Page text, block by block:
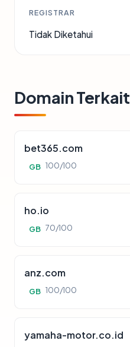
REGISTRAR
Tidak Diketahui
Domain Terkait
bet365.com
GB 100/100
ho.io
GB 70/100
anz.com
GB 100/100
yamaha-motor.co.id